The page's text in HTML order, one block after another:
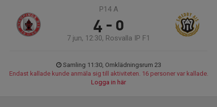
P14 A
4 - 0
7 jun, 12:30, Rosvalla IP F1
Samling 11:30, Omklädningsrum 23
Endast kallade kunde anmäla sig till aktiviteten. 16 personer var kallade.
Logga in här